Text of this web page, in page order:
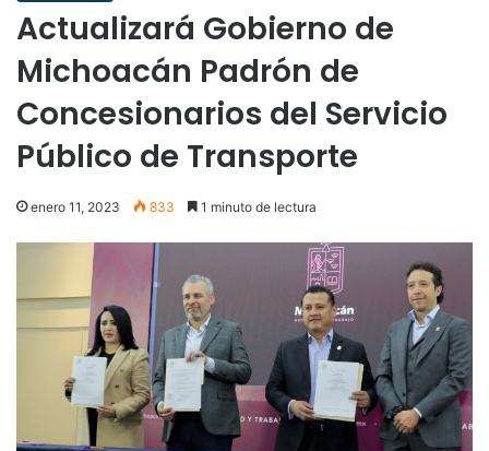
Actualizará Gobierno de
Michoacán Padrón de
Concesionarios del Servicio
Público de Transporte
enero 11, 2023 833 1 minuto de lectura